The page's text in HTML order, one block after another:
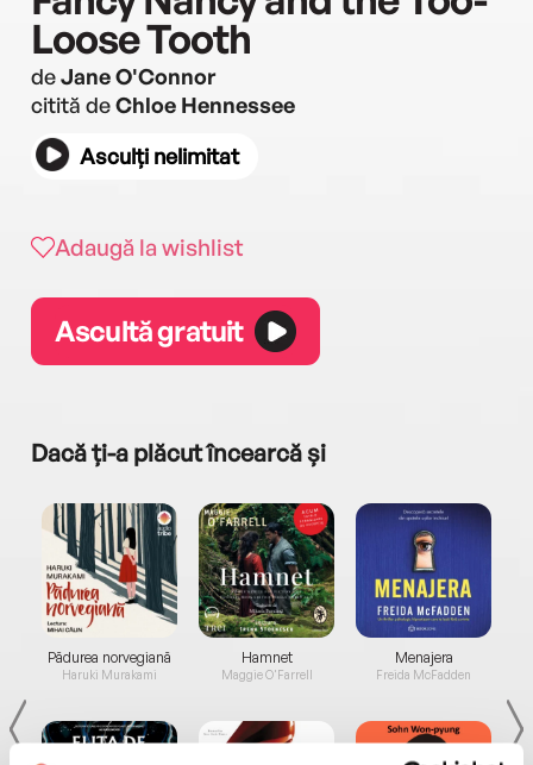
Loose Tooth
deJane O'Connor
citită deChloe Hennessee
Asculți nelimitat
Adaugă la wishlist
Ascultă gratuit
Dacă ți-a plăcut încearcă și
Pădurea norvegiană
Haruki Murakami
Hamnet
Maggie O'Farrell
Menajera
Freida McFadden